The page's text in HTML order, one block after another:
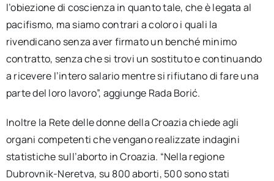
l’obiezione di coscienza in quanto tale, che è legata al
pacifismo, ma siamo contrari a coloro i quali la
rivendicano senza aver firmato un benché minimo
contratto, senza che si trovi un sostituto e continuando
a ricevere l’intero salario mentre si rifiutano di fare una
parte del loro lavoro”, aggiunge Rada Borić.
Inoltre la Rete delle donne della Croazia chiede agli
organi competenti che vengano realizzate indagini
statistiche sull’aborto in Croazia. “Nella regione
Dubrovnik-Neretva, su 800 aborti, 500 sono stati